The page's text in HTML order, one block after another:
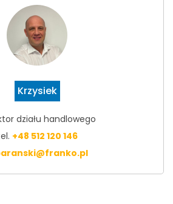
Krzysiek
działu handlowego
+48 512 120 146